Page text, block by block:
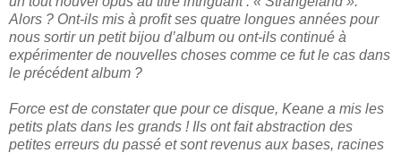
Alors ? Ont-ils mis à profit ses quatre longues années pour
nous sortir un petit bijou d’album ou ont-ils continué à
expérimenter de nouvelles choses comme ce fut le cas dans
le précédent album ?
Force est de constater que pour ce disque, Keane a mis les
petits plats dans les grands ! Ils ont fait abstraction des
petites erreurs du passé et sont revenus aux bases, racines